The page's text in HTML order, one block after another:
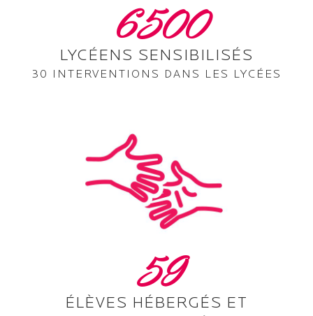
6500
LYCÉENS SENSIBILISÉS
30 INTERVENTIONS DANS LES LYCÉES
59
ÉLÈVES HÉBERGÉS ET